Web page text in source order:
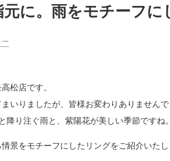
エリー一覧
ーズリング
プコレクション
パーソナルハンド診断
デザインへのこだわり
サービス
アフターサービス
プロミスダイヤモンド&
に。雨をモチーフに
ー
松店です。
いりましたが、皆様お変わりありませんで
降り注ぐ雨と、紫陽花が美しい季節ですね。
景をモチーフにしたリングをご紹介いたし